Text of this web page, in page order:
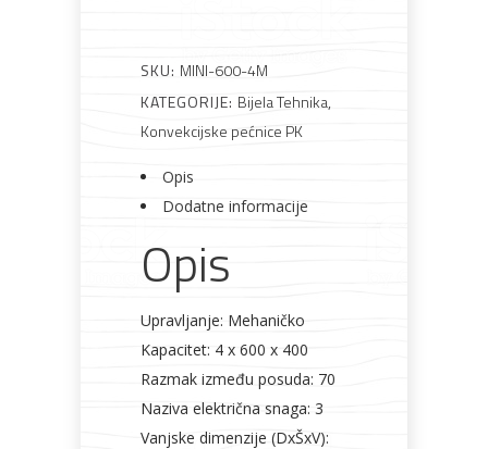
Metalna
galanterija
Elektromaterijal
roba
SKU: MINI-600-4M
KATEGORIJE: Bijela Tehnika,
Konvekcijske pećnice PK
Opis
Dodatne informacije
Opis
Upravljanje: Mehaničko
Kapacitet: 4 x 600 x 400
Razmak između posuda: 70
Naziva električna snaga: 3
Vanjske dimenzije (DxŠxV):